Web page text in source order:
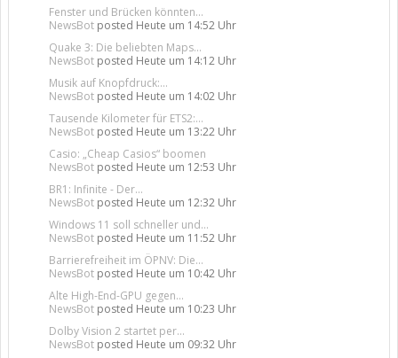
Fenster und Brücken könnten...
NewsBot posted Heute um 14:52 Uhr
Quake 3: Die beliebten Maps...
NewsBot posted Heute um 14:12 Uhr
Musik auf Knopfdruck:...
NewsBot posted Heute um 14:02 Uhr
Tausende Kilometer für ETS2:...
NewsBot posted Heute um 13:22 Uhr
Casio: „Cheap Casios“ boomen
NewsBot posted Heute um 12:53 Uhr
BR1: Infinite - Der...
NewsBot posted Heute um 12:32 Uhr
Windows 11 soll schneller und...
NewsBot posted Heute um 11:52 Uhr
Barrierefreiheit im ÖPNV: Die...
NewsBot posted Heute um 10:42 Uhr
Alte High-End-GPU gegen...
NewsBot posted Heute um 10:23 Uhr
Dolby Vision 2 startet per...
NewsBot posted Heute um 09:32 Uhr